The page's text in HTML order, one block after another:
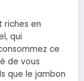
riches en
qui
ce
de vous
que le jambon